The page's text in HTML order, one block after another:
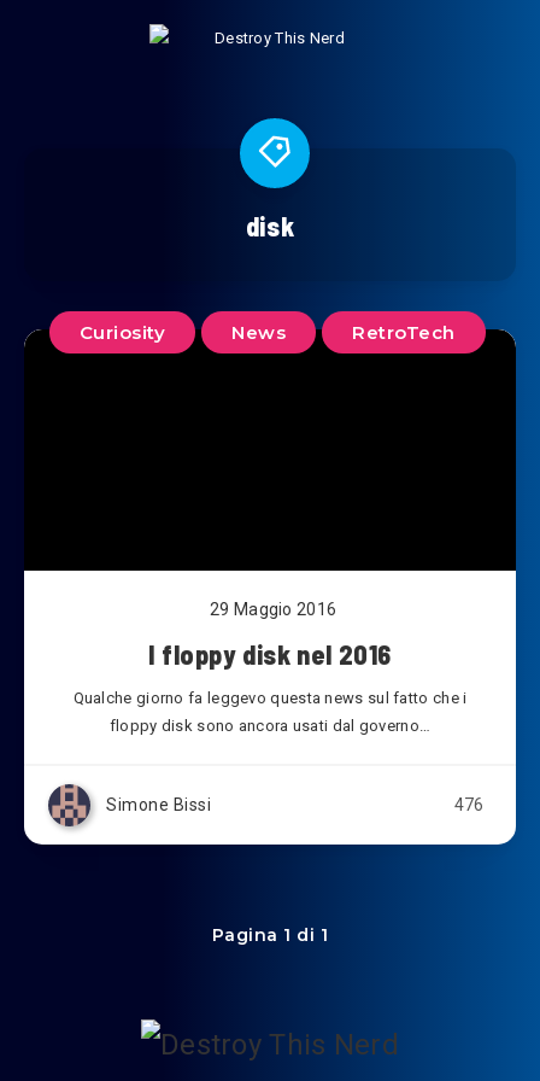
disk
Curiosity News RetroTech
29 Maggio 2016
I floppy disk nel 2016
Qualche giorno fa leggevo questa news sul fatto che i
floppy disk sono ancora usati dal governo…
Simone Bissi 476
Pagina 1 di 1